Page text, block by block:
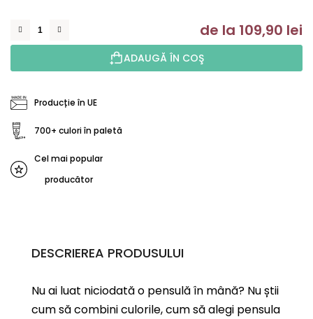
de la 109,90 lei
ADAUGĂ ÎN COŞ
Producție în UE
700+ culori în paletă
Cel mai popular
producător
DESCRIEREA PRODUSULUI
Nu ai luat niciodată o pensulă în mână? Nu știi
cum să combini culorile, cum să alegi pensula